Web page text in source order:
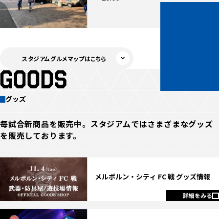
スタジアムグルメマップはこちら
グッズ
毎試合新商品を販売中。スタジアムではさまざまなグッズ
を販売しております。
メルボルン・シティ FC 戦 グッズ情報
詳細をみる